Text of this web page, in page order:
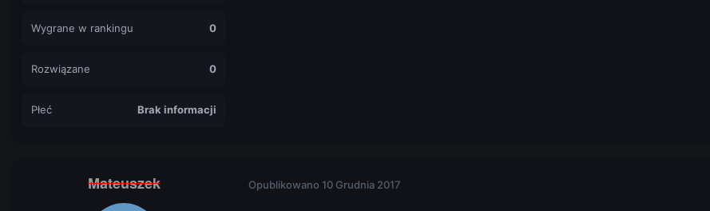
Wygrane w rankingu 0
Rozwiązane 0
Płeć Brak informacji
Mateuszek Opublikowano 10 Grudnia 2017